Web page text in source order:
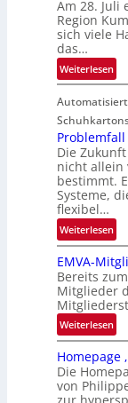
s
z
ä
h
l
e
n
Am 28. Juli
Region
sich viele
das…
Weiterlesen:
L
a
g
e
b
e
r
i
c
h
Die
nicht allein
bestimmt.
Systeme,
flexibel…
Weiterlesen:
P
r
o
b
l
e
f
a
l
EMVA-
Bereits
Mitglieder
Weiterlesen:
E
M
V
A
Homepage
Die
von